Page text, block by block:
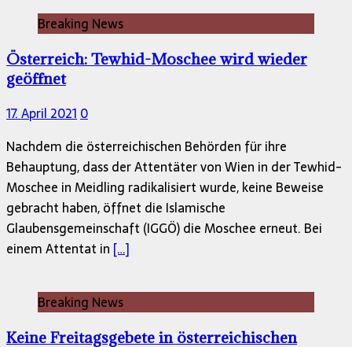
Breaking News
Österreich: Tewhid-Moschee wird wieder
geöffnet
17. April 2021 0
Nachdem die österreichischen Behörden für ihre
Behauptung, dass der Attentäter von Wien in der Tewhid-
Moschee in Meidling radikalisiert wurde, keine Beweise
gebracht haben, öffnet die Islamische
Glaubensgemeinschaft (IGGÖ) die Moschee erneut. Bei
einem Attentat in […]
Breaking News
Keine Freitagsgebete in österreichischen